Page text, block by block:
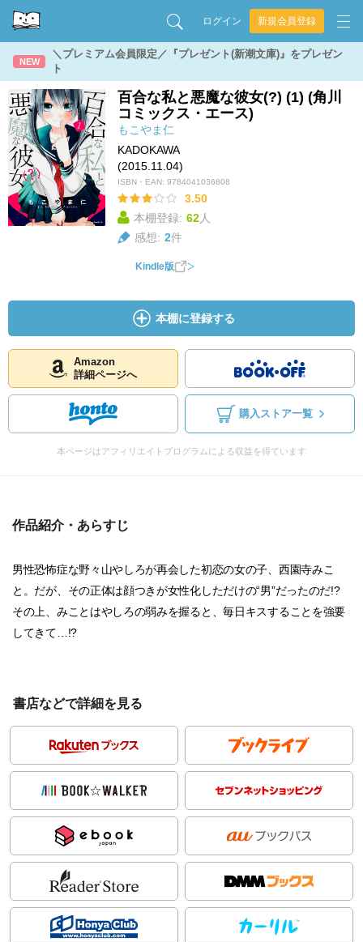
ログイン 新規会員登録
NEW
＼プレミアム会員限定／『プレゼント(新潮文庫)』をプレゼン
ト
百合な私と悪魔な彼女(?) (1) (角川
コミックス・エース)
もこやま仁
KADOKAWA
(2015.11.04)
ISBN・EAN: 9784041036808
3.50
本棚登録: 62人
感想: 2件
Kindle版
本棚に登録する
Amazon
詳細ページへ
購入ストア一覧
本ページはアフィリエイトプログラムによる収益を得ています
作品紹介・あらすじ
男性恐怖症な野々山やしろが再会した初恋の女の子、西園寺みこ
と。だが、その正体は顔つきが女性化しただけの“男”だったのだ!?
その上、みことはやしろの弱みを握ると、毎日キスすることを強要
してきて…!?
書店などで詳細を見る